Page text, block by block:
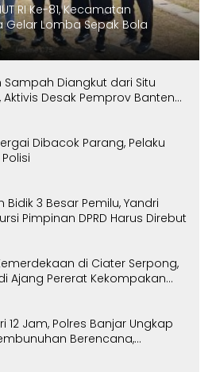
RI Ke-81, Kecamatan
Gelar Lomba Sepak Bola
Sampah Diangkut dari Situ
Desak Pemprov Banten
Dibacok Parang, Pelaku
Bidik 3 Besar Pemilu, Yandri
Pimpinan DPRD Harus Direbut
di Ciater Serpong,
Ajang Pererat Kekompakan
12 Jam, Polres Banjar Ungkap
Berencana,
di Bandung